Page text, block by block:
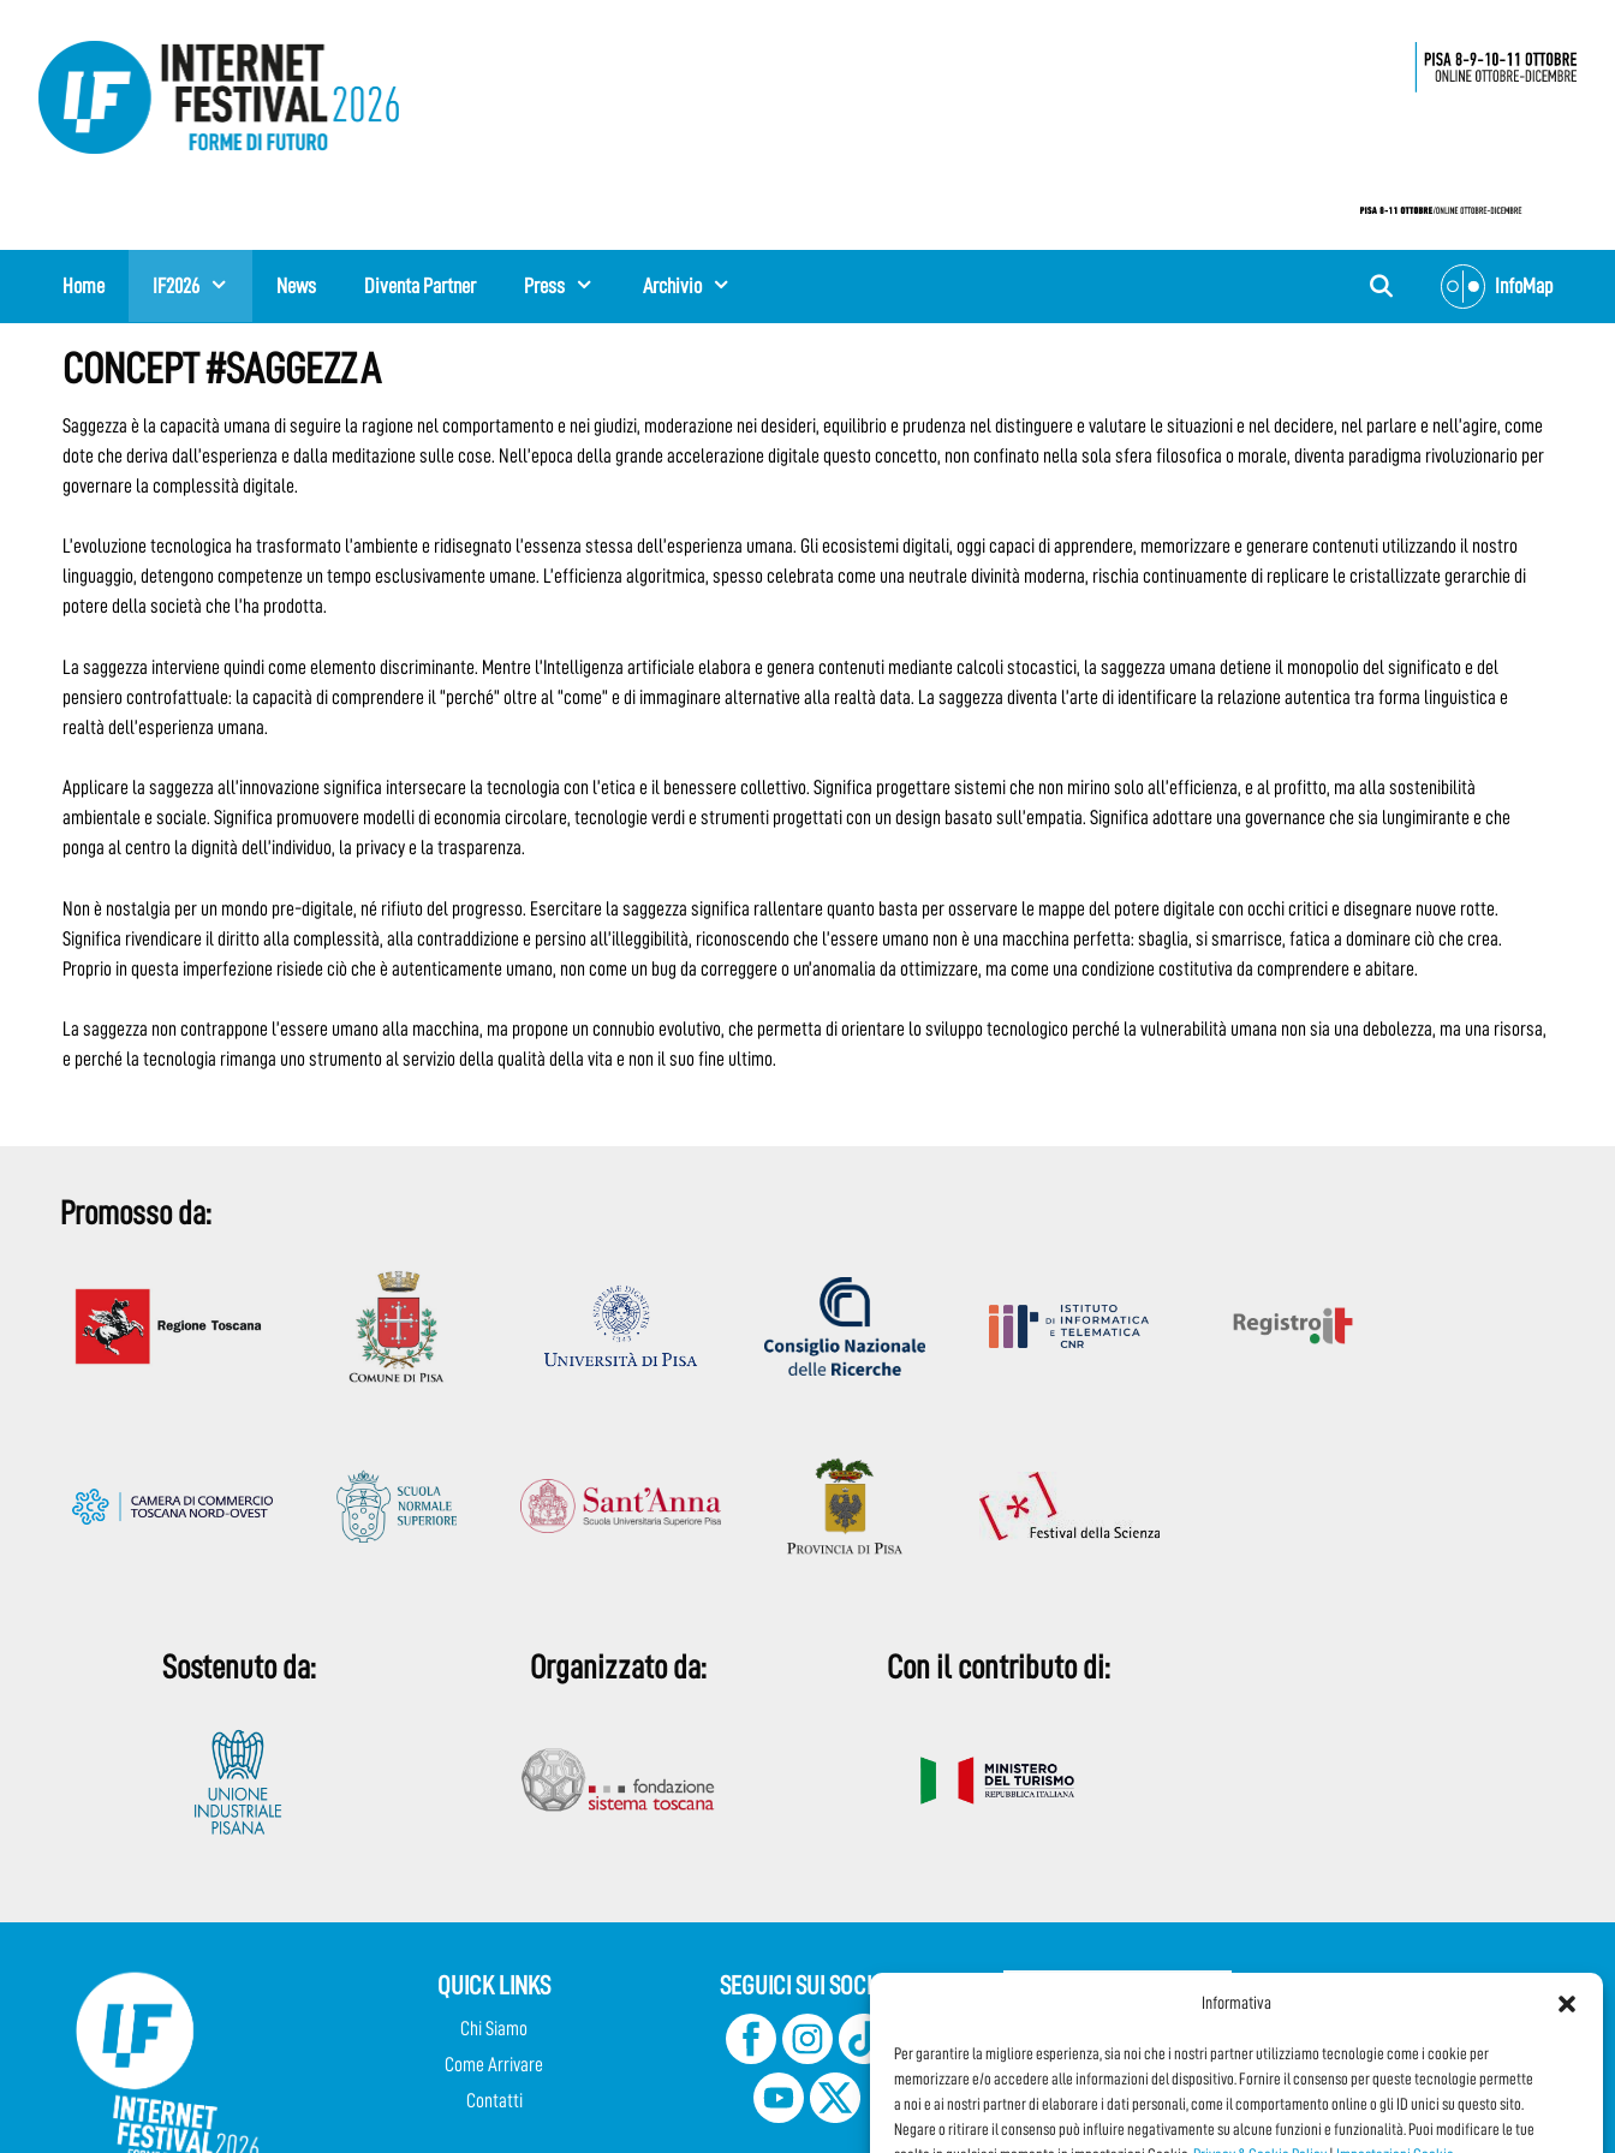
Informativa
Per garantire la migliore esperienza, sia noi che i nostri partner utilizziamo tecnologie come i cookie per
memorizzare e/o accedere alle informazioni del dispositivo. Fornire il consenso per queste tecnologie permette
a noi e ai nostri partner di elaborare i dati personali, come il comportamento online o gli ID unici su questo sito.
Negare o ritirare il consenso può influire negativamente su alcune funzioni e funzionalità. Puoi modificare le tue
contenuto
Home IF2026 News Diventa Partner Press Archivio InfoMap
CONCEPT #SAGGEZZA
Saggezza è la capacità umana di seguire la ragione nel comportamento e nei giudizi, moderazione nei desideri, equilibrio e prudenza nel distinguere e valutare le situazioni e nel decidere, nel parlare e nell’agire, come
dote che deriva dall’esperienza e dalla meditazione sulle cose. Nell’epoca della grande accelerazione digitale questo concetto, non confinato nella sola sfera filosofica o morale, diventa paradigma rivoluzionario per
governare la complessità digitale.
L’evoluzione tecnologica ha trasformato l’ambiente e ridisegnato l’essenza stessa dell’esperienza umana. Gli ecosistemi digitali, oggi capaci di apprendere, memorizzare e generare contenuti utilizzando il nostro
linguaggio, detengono competenze un tempo esclusivamente umane. L’efficienza algoritmica, spesso celebrata come una neutrale divinità moderna, rischia continuamente di replicare le cristallizzate gerarchie di
potere della società che l’ha prodotta.
La saggezza interviene quindi come elemento discriminante. Mentre l’Intelligenza artificiale elabora e genera contenuti mediante calcoli stocastici, la saggezza umana detiene il monopolio del significato e del
pensiero controfattuale: la capacità di comprendere il “perché” oltre al “come” e di immaginare alternative alla realtà data. La saggezza diventa l’arte di identificare la relazione autentica tra forma linguistica e
realtà dell’esperienza umana.
Applicare la saggezza all’innovazione significa intersecare la tecnologia con l’etica e il benessere collettivo. Significa progettare sistemi che non mirino solo all’efficienza, e al profitto, ma alla sostenibilità
ambientale e sociale. Significa promuovere modelli di economia circolare, tecnologie verdi e strumenti progettati con un design basato sull’empatia. Significa adottare una governance che sia lungimirante e che
ponga al centro la dignità dell’individuo, la privacy e la trasparenza.
Non è nostalgia per un mondo pre-digitale, né rifiuto del progresso. Esercitare la saggezza significa rallentare quanto basta per osservare le mappe del potere digitale con occhi critici e disegnare nuove rotte.
Significa rivendicare il diritto alla complessità, alla contraddizione e persino all’illeggibilità, riconoscendo che l’essere umano non è una macchina perfetta: sbaglia, si smarrisce, fatica a dominare ciò che crea.
Proprio in questa imperfezione risiede ciò che è autenticamente umano, non come un bug da correggere o un’anomalia da ottimizzare, ma come una condizione costitutiva da comprendere e abitare.
La saggezza non contrappone l’essere umano alla macchina, ma propone un connubio evolutivo, che permetta di orientare lo sviluppo tecnologico perché la vulnerabilità umana non sia una debolezza, ma una risorsa,
e perché la tecnologia rimanga uno strumento al servizio della qualità della vita e non il suo fine ultimo.
Promosso da:
Sostenuto da: Organizzato da: Con il contributo di:
QUICK LINKS
Chi Siamo
Come Arrivare
Contatti
SEGUICI SUI SOCIAL
Iscriviti alla Newsletter
CONDIVIDI QUESTA PAGINA!
FacebookWhatsAppEmail